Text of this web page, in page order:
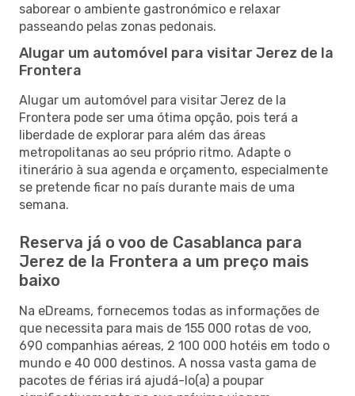
saborear o ambiente gastronómico e relaxar
passeando pelas zonas pedonais.
Alugar um automóvel para visitar Jerez de la
Frontera
Alugar um automóvel para visitar Jerez de la
Frontera pode ser uma ótima opção, pois terá a
liberdade de explorar para além das áreas
metropolitanas ao seu próprio ritmo. Adapte o
itinerário à sua agenda e orçamento, especialmente
se pretende ficar no país durante mais de uma
semana.
Reserva já o voo de Casablanca para
Jerez de la Frontera a um preço mais
baixo
Na eDreams, fornecemos todas as informações de
que necessita para mais de 155 000 rotas de voo,
690 companhias aéreas, 2 100 000 hotéis em todo o
mundo e 40 000 destinos. A nossa vasta gama de
pacotes de férias irá ajudá-lo(a) a poupar